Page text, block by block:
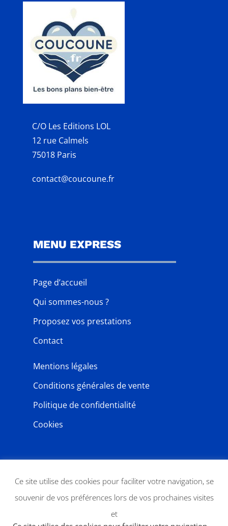
C/O Les Editions LOL
12 rue Calmels
75018 Paris
contact@coucoune.fr
MENU EXPRESS
Page d’accueil
Qui sommes-nous ?
Proposez vos prestations
Contact
Mentions légales
Conditions générales de vente
Politique de confidentialité
Cookies
Ce site utilise des cookies pour faciliter votre navigation, se
souvenir de vos préférences lors de vos prochaines visites
et